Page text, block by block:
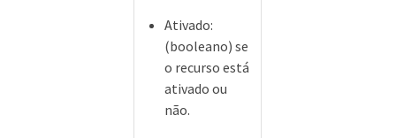
Ativado:
(booleano) se
o recurso está
ativado ou
não.